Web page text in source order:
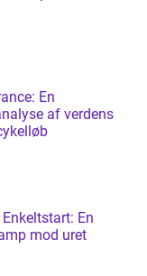
En
af verdens
En
mod uret